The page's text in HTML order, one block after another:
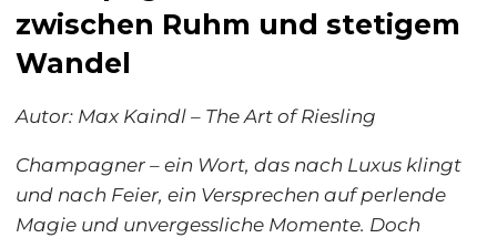
zwischen Ruhm und stetigem
Wandel
Autor: Max Kaindl – The Art of Riesling
Champagner – ein Wort, das nach Luxus klingt
und nach Feier, ein Versprechen auf perlende
Magie und unvergessliche Momente. Doch